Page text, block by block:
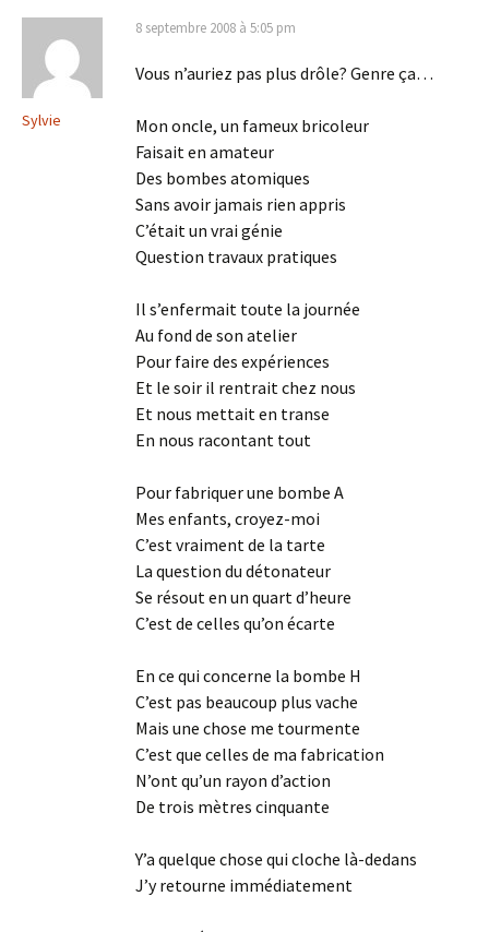
Sylvie
8 septembre 2008 à 5:05 pm
Vous n’auriez pas plus drôle? Genre ça…
Mon oncle, un fameux bricoleur
Faisait en amateur
Des bombes atomiques
Sans avoir jamais rien appris
C’était un vrai génie
Question travaux pratiques
Il s’enfermait toute la journée
Au fond de son atelier
Pour faire des expériences
Et le soir il rentrait chez nous
Et nous mettait en transe
En nous racontant tout
Pour fabriquer une bombe A
Mes enfants, croyez-moi
C’est vraiment de la tarte
La question du détonateur
Se résout en un quart d’heure
C’est de celles qu’on écarte
En ce qui concerne la bombe H
C’est pas beaucoup plus vache
Mais une chose me tourmente
C’est que celles de ma fabrication
N’ont qu’un rayon d’action
De trois mètres cinquante
Y’a quelque chose qui cloche là-dedans
J’y retourne immédiatement